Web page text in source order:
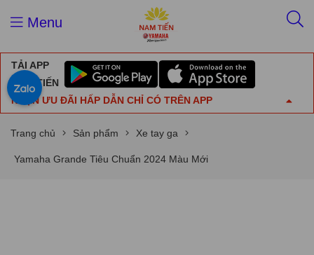
Menu
TẢI APP
NAM TIẾN
NHẬN ƯU ĐÃI HẤP DẪN CHỈ CÓ TRÊN APP
Trang chủ Sản phẩm Xe tay ga
Yamaha Grande Tiêu Chuẩn 2024 Màu Mới